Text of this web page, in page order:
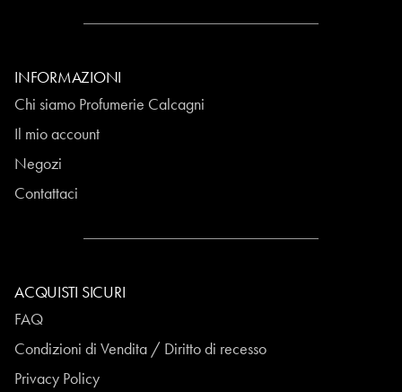
INFORMAZIONI
Chi siamo Profumerie Calcagni
Il mio account
Negozi
Contattaci
ACQUISTI SICURI
FAQ
Condizioni di Vendita / Diritto di recesso
Privacy Policy